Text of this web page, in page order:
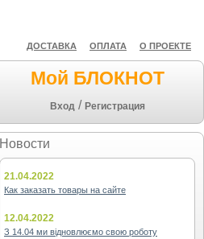
ДОСТАВКА ОПЛАТА О ПРОЕКТЕ
Мой БЛОКНОТ
Вход / Регистрация
Новости
21.04.2022
Как заказать товары на сайте
12.04.2022
З 14.04 ми відновлюємо свою роботу